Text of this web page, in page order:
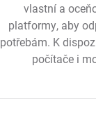
vlastní a
platformy, aby
potřebám. K
počítače i